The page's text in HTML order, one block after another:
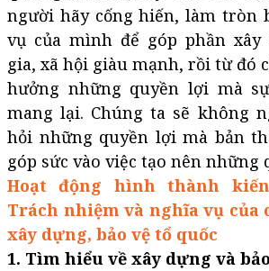
người hãy cống hiến, làm tròn
vụ của mình để góp phần xây
gia, xã hội giàu mạnh, rồi từ đó
hưởng những quyền lợi mà
mang lại. Chúng ta sẽ không
hỏi những quyền lợi mà bản
góp sức vào việc tạo nên những
Hoạt động hình thành
Trách nhiệm và nghĩa vụ của
xây dựng, bảo vệ tổ quốc
1. Tìm hiểu về xây dựng và